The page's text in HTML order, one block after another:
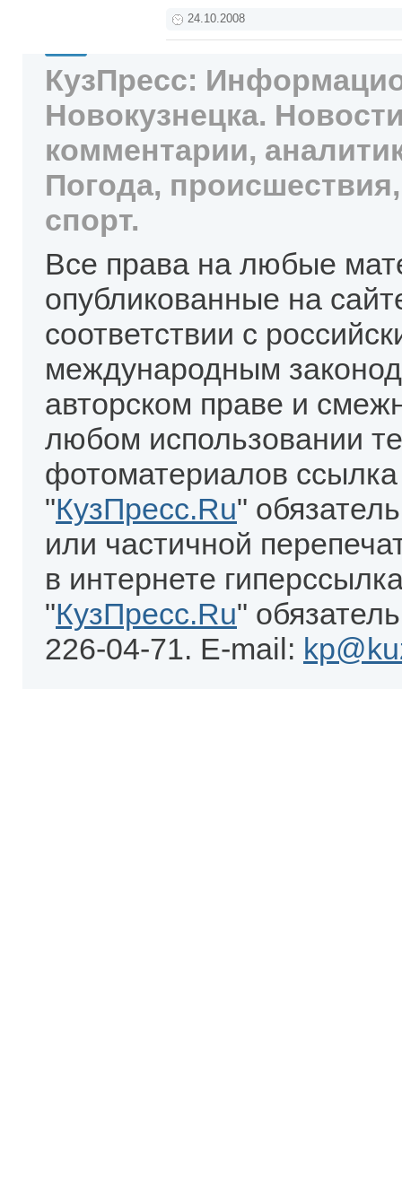
24.10.2008
КузПресс:
Новокузнецка.
комментарии,
Погода,
спорт.
Все права на любые
опубликованные на
соответствии с
международным
авторском праве и
любом использовании
фотоматериалов
"КузПресс.Ru"
или частичной
в интернете
"КузПресс.Ru"
226-04-71. E-mail: